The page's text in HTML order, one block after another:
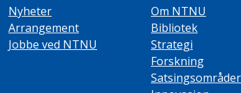
Nyheter
Arrangement
Jobbe ved NTNU
Om NTNU
Bibliotek
Strategi
Forskning
Satsingsområder